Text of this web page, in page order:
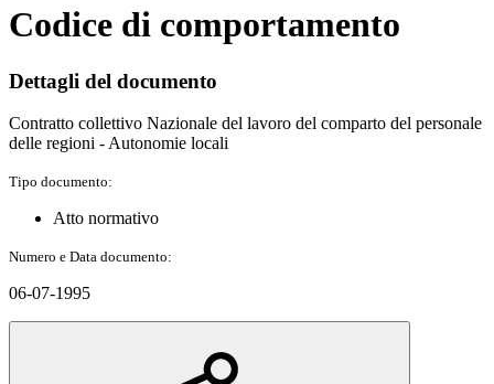
Codice di comportamento
Dettagli del documento
Contratto collettivo Nazionale del lavoro del comparto del personale
delle regioni - Autonomie locali
Tipo documento:
Atto normativo
Numero e Data documento:
06-07-1995